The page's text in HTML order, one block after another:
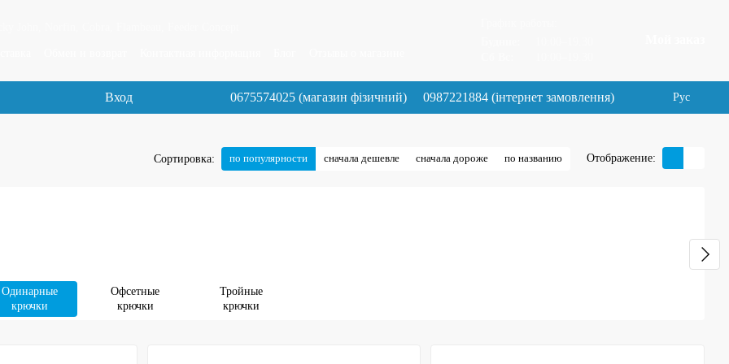
Вход 0675574025 (магазин фізичний) 0987221884 (інтернет замовлення) Рус
Сортировка: по популярности сначала дешевле сначала дороже по названию Отображение:
Одинарные
крючки
Офсетные
крючки
Тройные
крючки